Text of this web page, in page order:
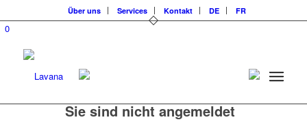
Über uns Services Kontakt DE FR
0
Sie sind nicht angemeldet